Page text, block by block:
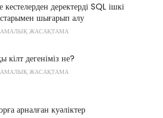
кестелерден деректерді SQL ішкі
шығарып алу
ЖАСАҚТАМА
кілт дегеніміз не?
ЖАСАҚТАМА
арналған куәліктер